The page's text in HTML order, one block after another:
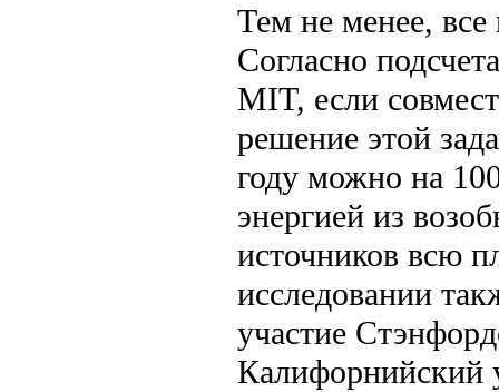
Тем не менее,
Согласно
MIT, если
решение этой
году можно на
энергией из
источников всю
исследовании
участие
Калифорнийский